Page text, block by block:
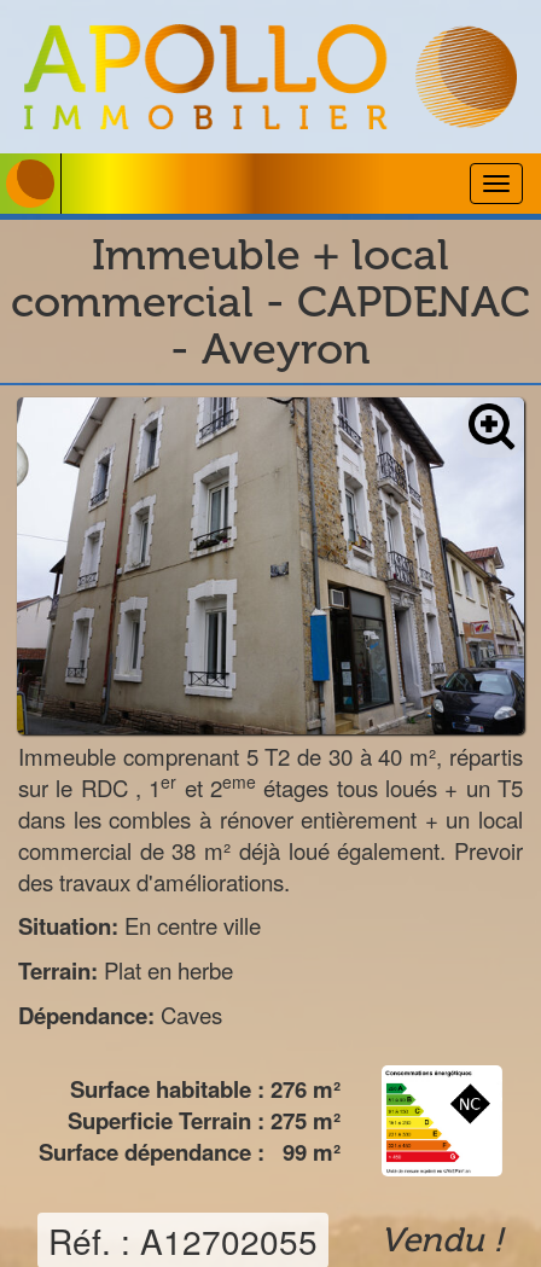
Immeuble + local
commercial - CAPDENAC
- Aveyron
Immeuble comprenant 5 T2 de 30 à 40 m², répartis
sur le RDC , 1er et 2eme étages tous loués + un T5
dans les combles à rénover entièrement + un local
commercial de 38 m² déjà loué également. Prevoir
des travaux d'améliorations.
Situation: En centre ville
Terrain: Plat en herbe
Dépendance: Caves
Surface habitable : 276 m²
Superficie Terrain : 275 m²
Surface dépendance : 99 m²
Réf. : A12702055 Vendu !